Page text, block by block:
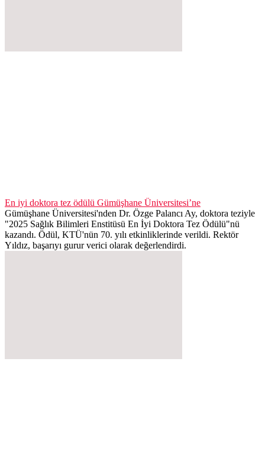
En iyi doktora tez ödülü Gümüşhane Üniversitesi’ne
Gümüşhane Üniversitesi'nden Dr. Özge Palancı Ay, doktora teziyle
"2025 Sağlık Bilimleri Enstitüsü En İyi Doktora Tez Ödülü"nü
kazandı. Ödül, KTÜ'nün 70. yılı etkinliklerinde verildi. Rektör
Yıldız, başarıyı gurur verici olarak değerlendirdi.